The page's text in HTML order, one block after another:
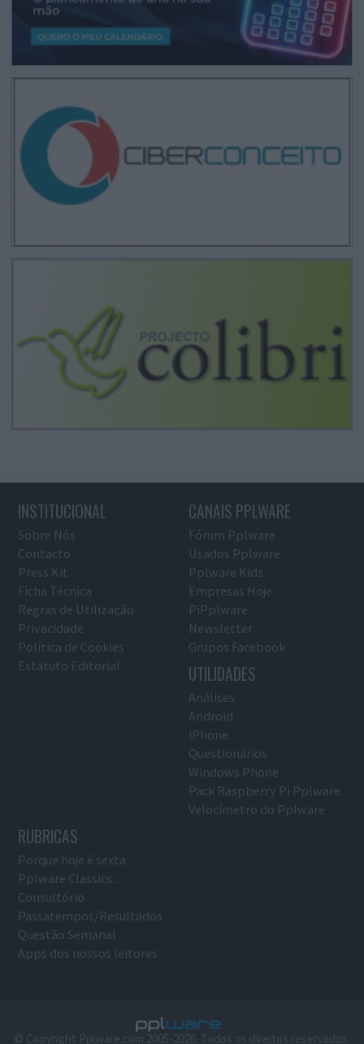
INSTITUCIONAL
Sobre Nós
Contacto
Press Kit
Ficha Técnica
Regras de Utilização
Privacidade
Política de Cookies
Estatuto Editorial
CANAIS PPLWARE
Fórum Pplware
Usados Pplware
Pplware Kids
Empresas Hoje
PiPplware
Newsletter
Grupos Facebook
UTILIDADES
Análises
Android
iPhone
Questionários
Windows Phone
Pack Raspberry Pi Pplware
Velocímetro do Pplware
RUBRICAS
Porque hoje é sexta
Pplware Classics…
Consultório
Passatempos/Resultados
Questão Semanal
Apps dos nossos leitores
© Copyright Pplware.com 2005-2026. Todos os direitos reservados.